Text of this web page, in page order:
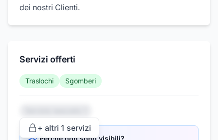
dei nostri Clienti.
Servizi offerti
Traslochi Sgomberi
+ altri 1 servizi
Perché non sono visibili?